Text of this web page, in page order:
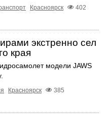
Красноярск
402
экстренно сел
края
модели JAWS
Красноярск
385